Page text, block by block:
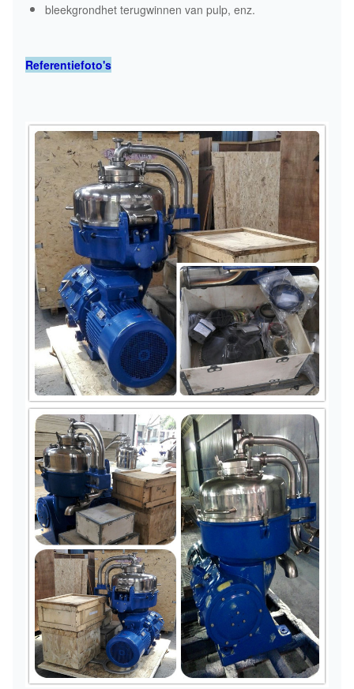
bleekgrondhet terugwinnen van pulp, enz.
Referentiefoto's